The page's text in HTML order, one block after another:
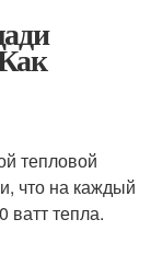
тепловой
что на каждый
ватт тепла.